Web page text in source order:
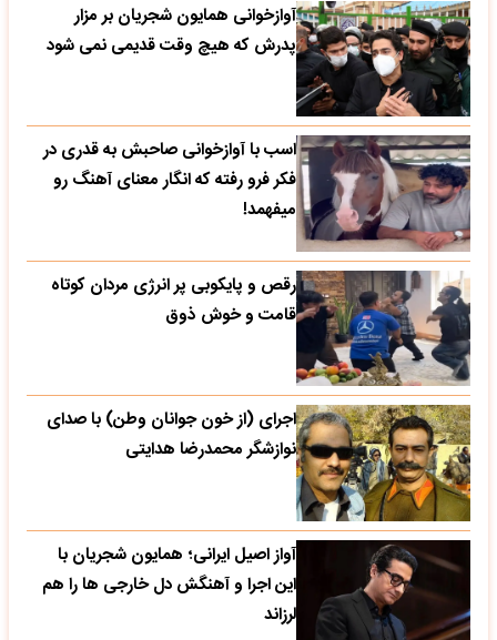
آوازخوانی همایون شجریان بر مزار
پدرش که هیچ وقت قدیمی نمی شود
اسب با آوازخوانی صاحبش به قدری در
فکر فرو رفته که انگار معنای آهنگ رو
میفهمد!
رقص و پایکوبی پر انرژی مردان کوتاه
قامت و خوش ذوق
اجرای (از خون جوانان وطن) با صدای
نوازشگر محمدرضا هدایتی
آواز اصیل ایرانی؛ همایون شجریان با
این اجرا و آهنگش دل خارجی ها را هم
لرزاند